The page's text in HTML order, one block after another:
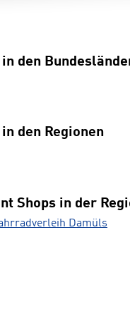
in den
in den Regionen
Shops in der
Damüls